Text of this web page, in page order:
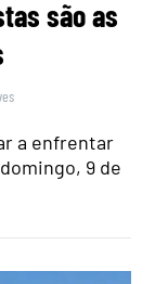
são as
a enfrentar
9 de